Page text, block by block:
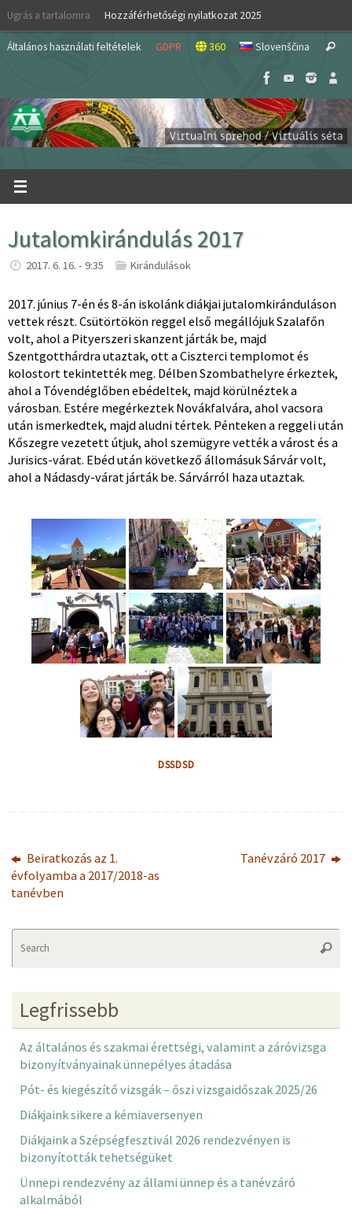
Skip
content
Ugrás a tartalomra Hozzáférhetőségi nyilatkozat 2025
Általános használati feltételek GDPR 360 Slovenščina Search
Jutalomkirándulás 2017
2017. 6. 16. - 9:35 Kirándulások
2017. június 7-én és 8-án iskolánk diákjai jutalomkiránduláson
vettek részt. Csütörtökön reggel első megállójuk Szalafőn
volt, ahol a Pityerszeri skanzent járták be, majd
Szentgotthárdra utaztak, ott a Ciszterci templomot és
kolostort tekintették meg. Délben Szombathelyre érkeztek,
ahol a Tóvendéglőben ebédeltek, majd körülnéztek a
városban. Estére megérkeztek Novákfalvára, ahol vacsora
után ismerkedtek, majd aludni tértek. Pénteken a reggeli után
Kőszegre vezetett útjuk, ahol szemügyre vették a várost és a
Jurisics-várat. Ebéd után következő állomásuk Sárvár volt,
ahol a Nádasdy-várat járták be. Sárvárról haza utaztak.
DSSDSD
Beiratkozás az 1.
évfolyamba a 2017/2018-as
tanévben
Tanévzáró 2017
Legfrissebb
Az általános és szakmai érettségi, valamint a záróvizsga
bizonyítványainak ünnepélyes átadása
Pót- és kiegészítő vizsgák – őszi vizsgaidőszak 2025/26
Diákjaink sikere a kémiaversenyen
Diákjaink a Szépségfesztivál 2026 rendezvényen is
bizonyították tehetségüket
Ünnepi rendezvény az állami ünnep és a tanévzáró
alkalmából